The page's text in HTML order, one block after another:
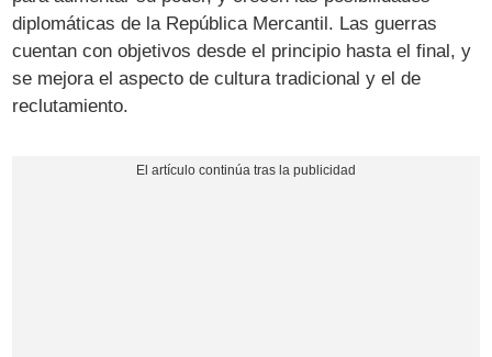
diplomáticas de la República Mercantil. Las guerras
cuentan con objetivos desde el principio hasta el final, y
se mejora el aspecto de cultura tradicional y el de
reclutamiento.